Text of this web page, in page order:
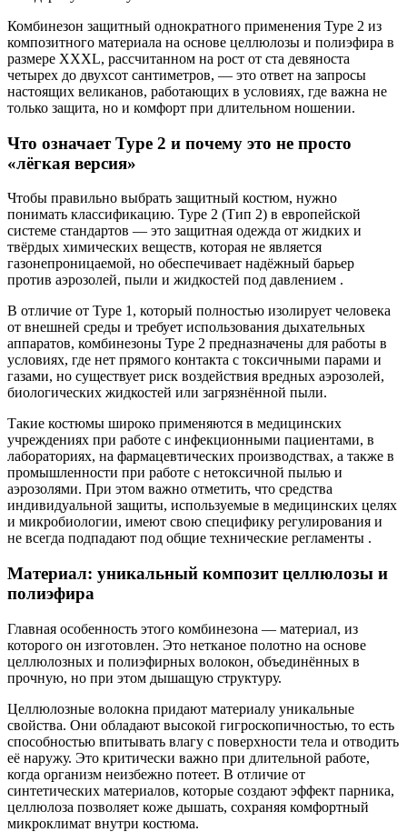
Комбинезон защитный однократного применения Type 2 из
композитного материала на основе целлюлозы и полиэфира в
размере XXXL, рассчитанном на рост от ста девяноста
четырех до двухсот сантиметров, — это ответ на запросы
настоящих великанов, работающих в условиях, где важна не
только защита, но и комфорт при длительном ношении.
Что означает Type 2 и почему это не просто
«лёгкая версия»
Чтобы правильно выбрать защитный костюм, нужно
понимать классификацию. Type 2 (Тип 2) в европейской
системе стандартов — это защитная одежда от жидких и
твёрдых химических веществ, которая не является
газонепроницаемой, но обеспечивает надёжный барьер
против аэрозолей, пыли и жидкостей под давлением .
В отличие от Type 1, который полностью изолирует человека
от внешней среды и требует использования дыхательных
аппаратов, комбинезоны Type 2 предназначены для работы в
условиях, где нет прямого контакта с токсичными парами и
газами, но существует риск воздействия вредных аэрозолей,
биологических жидкостей или загрязнённой пыли.
Такие костюмы широко применяются в медицинских
учреждениях при работе с инфекционными пациентами, в
лабораториях, на фармацевтических производствах, а также в
промышленности при работе с нетоксичной пылью и
аэрозолями. При этом важно отметить, что средства
индивидуальной защиты, используемые в медицинских целях
и микробиологии, имеют свою специфику регулирования и
не всегда подпадают под общие технические регламенты .
Материал: уникальный композит целлюлозы и
полиэфира
Главная особенность этого комбинезона — материал, из
которого он изготовлен. Это нетканое полотно на основе
целлюлозных и полиэфирных волокон, объединённых в
прочную, но при этом дышащую структуру.
Целлюлозные волокна придают материалу уникальные
свойства. Они обладают высокой гигроскопичностью, то есть
способностью впитывать влагу с поверхности тела и отводить
её наружу. Это критически важно при длительной работе,
когда организм неизбежно потеет. В отличие от
синтетических материалов, которые создают эффект парника,
целлюлоза позволяет коже дышать, сохраняя комфортный
микроклимат внутри костюма.